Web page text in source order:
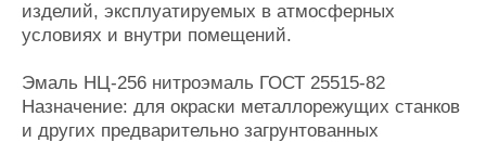
изделий, эксплуатируемых в атмосферных
условиях и внутри помещений.
Эмаль НЦ-256 нитроэмаль ГОСТ 25515-82
Назначение: для окраски металлорежущих станков
и других предварительно загрунтованных